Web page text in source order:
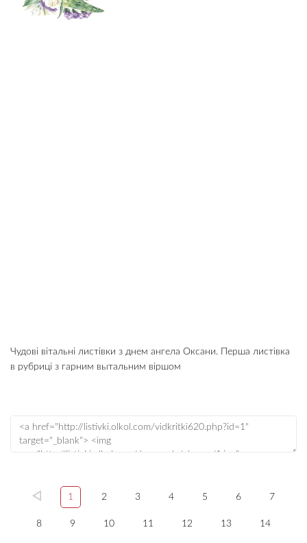
Чудові вітальні листівки з днем ангела Оксани. Перша листівка
в рубриці з гарним вытальним віршом
1 2 3 4 5 6 7
8 9 10 11 12 13 14